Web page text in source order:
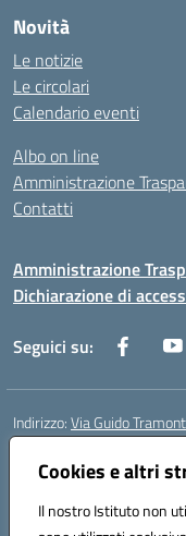
Cookies e altri
Il nostro Istituto non
Novità
Le notizie
Le circolari
Calendario eventi
Albo on line
Amministrazione
Contatti
Amministrazione
Dichiarazione di
Seguici su:
Indirizzo:Via Guido
Centralino:
Posta elettronica
Codice fiscale:
Codice meccanografico: